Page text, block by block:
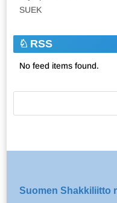
SUEK
RSS
No feed items found.
Suomen Shakkiliitto